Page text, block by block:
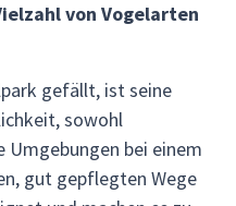
von Vogelarten
gefällt, ist seine
sowohl
Umgebungen bei einem
gut gepflegten Wege